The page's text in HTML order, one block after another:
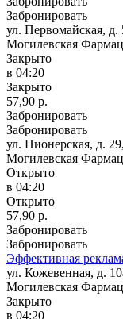
Забронировать
ул. Первомайская, д.
Могилевская
Закрыто
в 04:20
Закрыто
57,90 р.
Забронировать
Забронировать
ул. Пионерская, д.
Могилевская
Открыто
в 04:20
Открыто
57,90 р.
Забронировать
Забронировать
Эффективная
ул. Кожевенная, д.
Могилевская
Закрыто
в 04:20